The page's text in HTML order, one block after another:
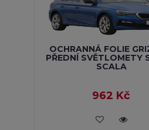
OCHRANNÁ FOLIE
PŘEDNÍ SVĚTLOMETY
SCALA
962 Kč
VLOŽIT DO KOŠÍKU